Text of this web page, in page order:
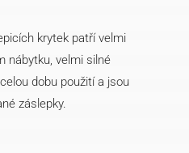
krytek patří velmi
nábytku, velmi silné
dobu použití a jsou
záslepky.